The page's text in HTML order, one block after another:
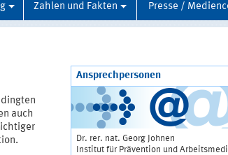
Zahlen und Fakten Presse /
auch
Ansprechpersonen
Dr. rer. nat. Georg Johnen
Institut für Prävention und